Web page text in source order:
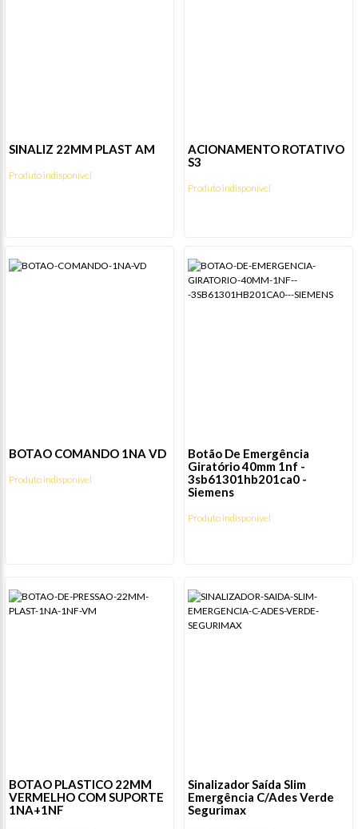
SINALIZ 22MM PLAST AM
Produto indisponível
ACIONAMENTO ROTATIVO
S3
Produto indisponível
BOTAO COMANDO 1NA VD
Produto indisponível
Botão De Emergência
Giratório 40mm 1nf -
3sb61301hb201ca0 -
Siemens
Produto indisponível
BOTAO PLASTICO 22MM
VERMELHO COM SUPORTE
1NA+1NF
Sinalizador Saída Slim
Emergência C/Ades Verde
Segurimax